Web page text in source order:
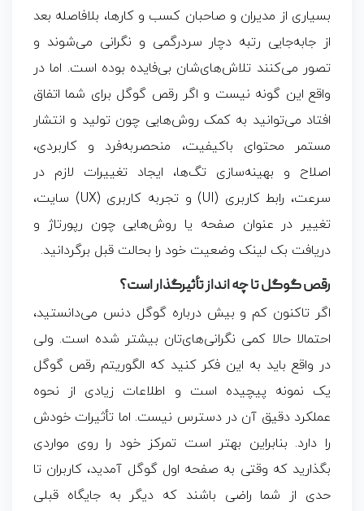
بسیاری از مدیران و صاحبان کسب و کارها، بلافاصله بعد
از جابه‌جایی رتبه دچار سردرگمی و نگرانی می‌شوند و
تصور می‌کنند تلاش‌های‌شان بی‌فایده بوده است. اما در
واقع این گونه نیست و اگر رقص گوگل برای شما اتفاق
افتاد می‌توانید به کمک روش‌هایی چون تولید و انتشار
مستمر محتوای باکیفیت، منحصربه‌فرد و کاربردی،
اصلاح و بهینه‌سازی تگ‌ها، ایجاد تغییرات لازم در
سرعت، رابط کاربری (UI) و تجربه کاربری (UX) سایت،
تغییر در عنوان صفحه یا روش‌هایی چون رپورتاژ و
دریافت بک لینک وضعیت خود را بحالت قبل برگردانید.
رقص گوگل تا چه انداز تأثیرگذار است؟
اگر تاکنون کم و بیش درباره گوگل دنس می‌دانستید،
احتمالا حالا کمی نگرانی‌های‌تان بیشتر شده است. ولی
در واقع باید به این فکر کنید که الگوریتم رقص گوگل
یک نمونه پیچیده است و اطلاعات زیادی از نحوه
عملکرد دقیق آن در دسترس نیست. اما تأثیرات خودش
را دارد. بنابراین بهتر است تمرکز خود را روی مواردی
بگذارید که وقتی به صفحه اول گوگل آمدید، کاربران تا
حدی از شما راضی باشند که دیگر به جایگاه قبلی